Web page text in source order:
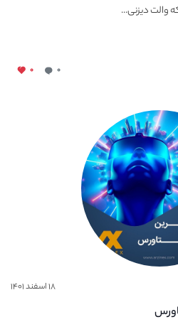
والت دیزنی...
۰ ۰
۱۸ اسفند ۱۴۰۱